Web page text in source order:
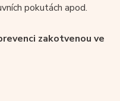
pokutách apod.
zakotvenou ve